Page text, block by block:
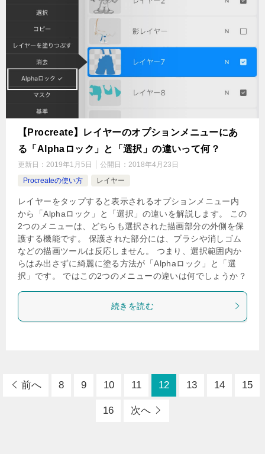
【Procreate】レイヤーのオプションメニューにあ
る「Alphaロック」と「選択」の違いって何？
更新日： 2019年1月5日 公開日： 2018年4月23日
Procreateの使い方
レイヤー
レイヤーをタップすると表示されるオプションメニュー内
から「Alphaロック」と「選択」の違いを解説します。 この
2つのメニューは、どちらも選択された描画部分の外側を保
護する機能です。 保護された部分には、ブラシや消しゴム
などの描画ツールは反応しません。 つまり、選択範囲内か
らはみ出さずに綺麗に塗る方法が「Alphaロック」と「選
択」です。 ではこの2つのメニューの違いは何でしょうか？
続きを読む
前へ 8 9 10 11 12 13 14 15
16 次へ